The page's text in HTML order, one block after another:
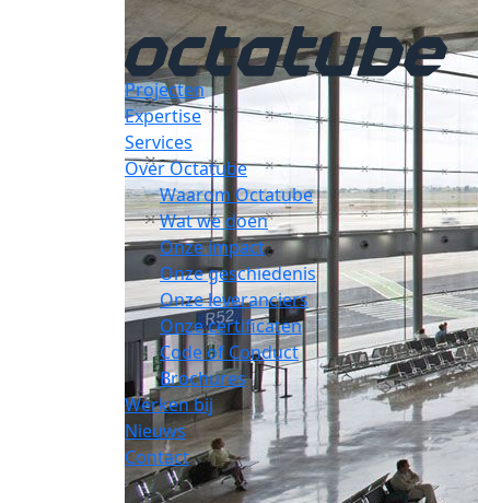
Projecten
Expertise
Services
Over Octatube
Waarom Octatube
Wat we doen
Onze impact
Onze geschiedenis
Onze leveranciers
Onze certificaten
Code of Conduct
Brochures
Werken bij
Nieuws
Contact